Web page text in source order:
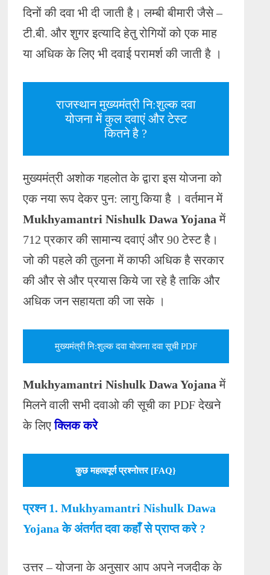
दिनों की दवा भी दी जाती है। लम्बी बीमारी जैसे –
टी.बी. और शुगर इत्यादि हेतु रोगियों को एक माह
या अधिक के लिए भी दवाई परामर्श की जाती है ।
राजस्थान मुख्यमंत्री नि:शुल्क दवा
योजना में कुल दवाएं और टेस्ट
कितने है ?
मुख्यमंत्री अशोक गहलोत के द्वारा इस योजना को
एक नया रूप देकर पुन: लागु किया है । वर्तमान में
Mukhyamantri Nishulk Dawa Yojana में
712 प्रकार की सामान्य दवाएं और 90 टेस्ट है।
जो की पहले की तुलना में काफी अधिक है सरकार
की और से और प्रयास किये जा रहे है ताकि और
अधिक जन सहायता की जा सके ।
मुख्यमंत्री नि:शुल्क दवा योजना दवा सूची PDF
Mukhyamantri Nishulk Dawa Yojana में
मिलने वाली सभी दवाओ की सूची का PDF देखने
के लिएक्लिक करे
कुछ महत्वपूर्ण प्रश्नोत्तर [FAQ}
प्रश्न 1. Mukhyamantri Nishulk Dawa
Yojana के अंतर्गत दवा कहाँ से प्राप्त करे ?
उत्तर – योजना के अनुसार आप अपने नजदीक के